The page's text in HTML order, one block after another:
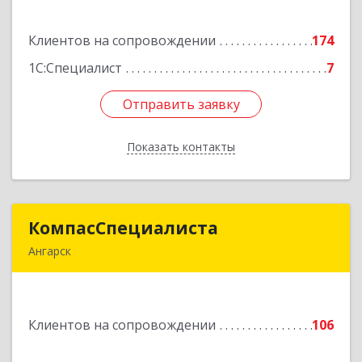
Клиентов на сопровождении
174
1С:Специалист
7
Отправить заявку
Показать контакты
Подробнее
Отправить заявку
Назад
КомпасСпециалиста
Ангарск
Клиентов на сопровождении 106
КомпасСпециалиста
Подробнее